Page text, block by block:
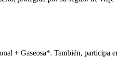
+ Gaseosa*. También, participa